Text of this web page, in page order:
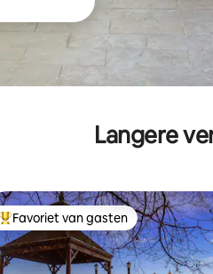
Langere
Topfavoriet van gasten
Favoriet van gasten